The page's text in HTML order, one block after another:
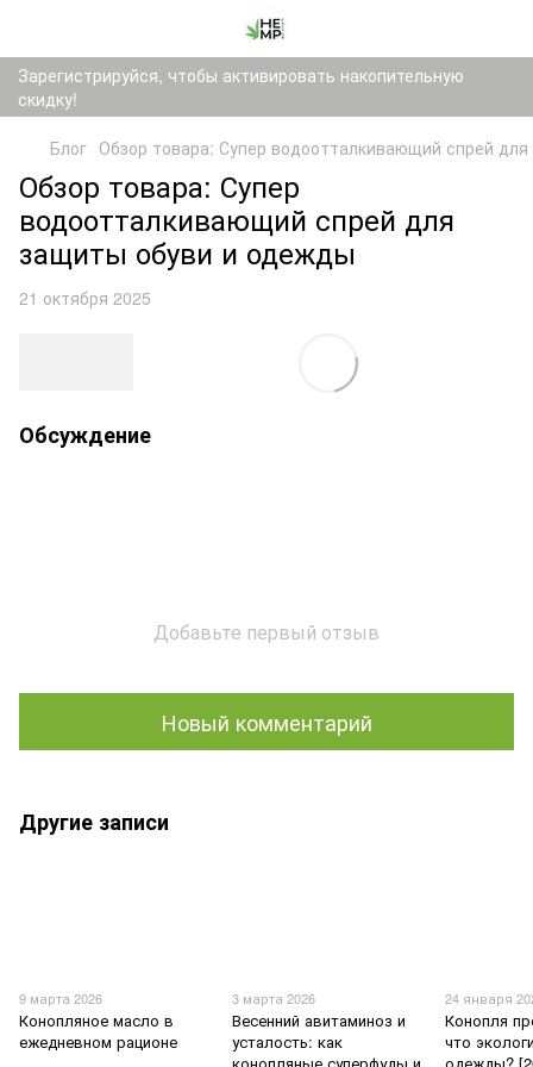
Зарегистрируйся, чтобы активировать накопительную
скидку!
Блог Обзор товара: Супер водоотталкивающий спрей
Обзор товара: Супер
водоотталкивающий спрей для
защиты обуви и одежды
21 октября 2025
Обсуждение
Добавьте первый отзыв
Новый комментарий
Другие записи
9 марта 2026
Конопляное масло в
ежедневном рационе
3 марта 2026
Весенний авитаминоз и
усталость: как
24 января
Конопля
что